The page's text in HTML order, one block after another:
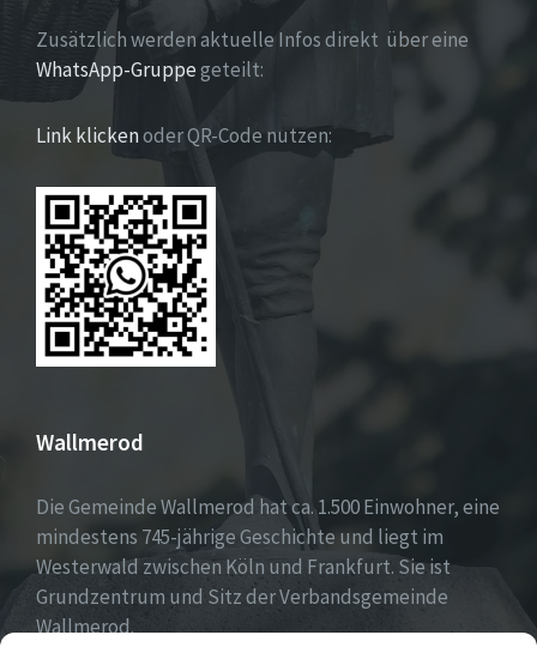
Zusätzlich werden aktuelle Infos direkt über eine
WhatsApp-Gruppegeteilt:
Link klickenoder QR-Code nutzen:
Wallmerod
Die Gemeinde Wallmerod hat ca. 1.500 Einwohner, eine
mindestens 745-jährige Geschichte und liegt im
Westerwald zwischen Köln und Frankfurt. Sie ist
Grundzentrum und Sitz der Verbandsgemeinde
Wallmerod.